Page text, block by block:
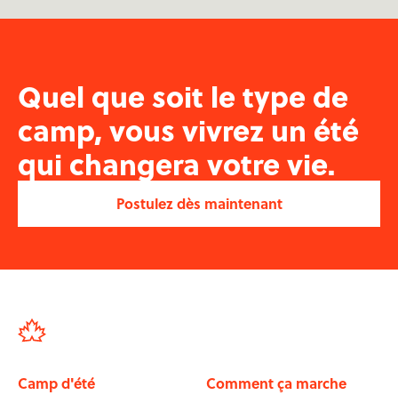
Quel que soit le type de
camp, vous vivrez un été
qui changera votre vie.
Postulez dès maintenant
Camp d'été Comment ça marche